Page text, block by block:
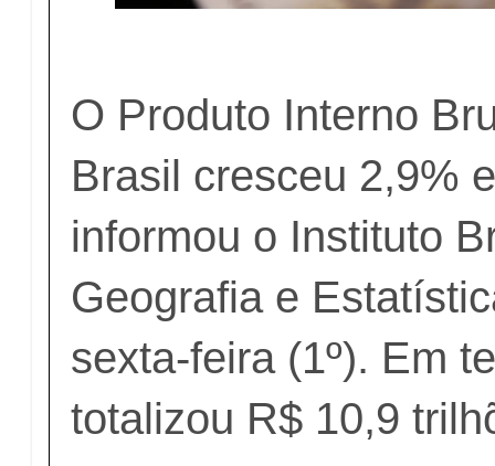
O Produto Interno
Brasil cresceu 2,9%
informou o Instituto
Geografia e
sexta-feira (1º). Em
totalizou R$ 10,9